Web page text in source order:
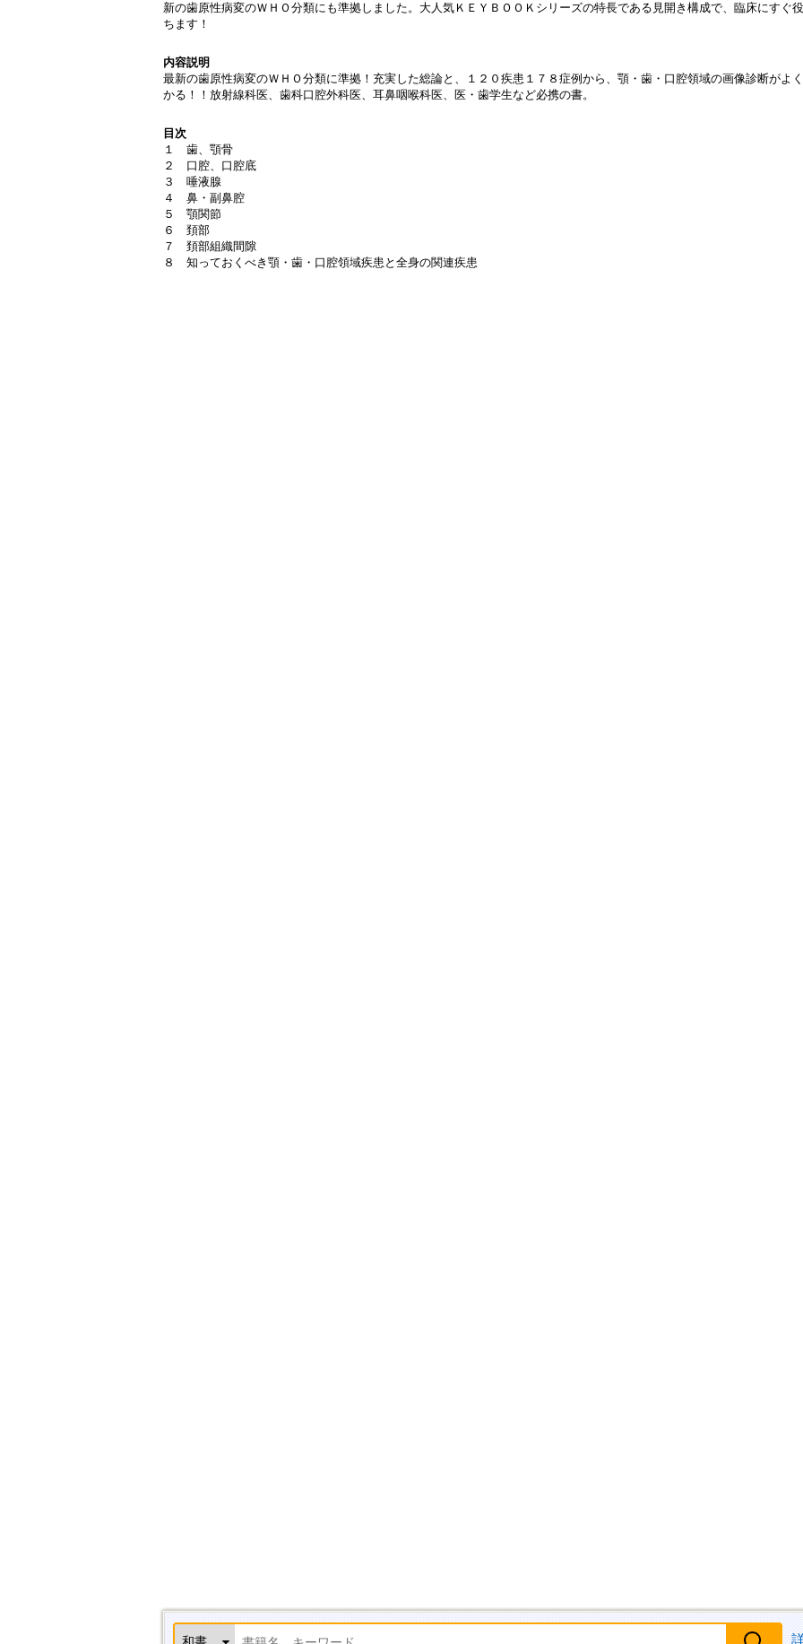
新の歯原性病変のＷＨＯ分類にも準拠しました。大人気ＫＥＹＢＯＯＫシリーズの特長である見開き構成で、臨床にすぐ
ちます！
内容説明
最新の歯原性病変のＷＨＯ分類に準拠！充実した総論と、１２０疾患１７８症例から、顎・歯・口腔領域の画像診断がよ
かる！！放射線科医、歯科口腔外科医、耳鼻咽喉科医、医・歯学生など必携の書。
目次
１ 歯、顎骨
２ 口腔、口腔底
３ 唾液腺
４ 鼻・副鼻腔
５ 顎関節
６ 頚部
７ 頚部組織間隙
８ 知っておくべき顎・歯・口腔領域疾患と全身の関連疾患